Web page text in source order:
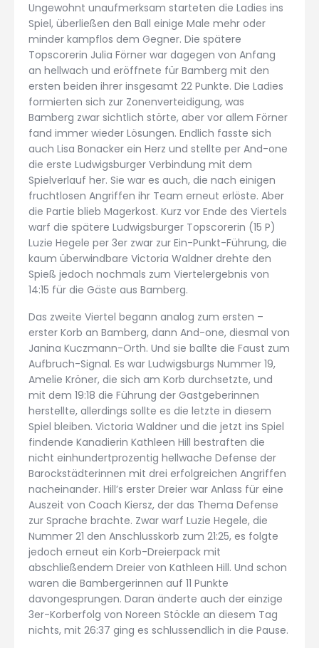
Ungewohnt unaufmerksam starteten die Ladies ins
Spiel, überließen den Ball einige Male mehr oder
minder kampflos dem Gegner. Die spätere
Topscorerin Julia Förner war dagegen von Anfang
an hellwach und eröffnete für Bamberg mit den
ersten beiden ihrer insgesamt 22 Punkte. Die Ladies
formierten sich zur Zonenverteidigung, was
Bamberg zwar sichtlich störte, aber vor allem Förner
fand immer wieder Lösungen. Endlich fasste sich
auch Lisa Bonacker ein Herz und stellte per And-one
die erste Ludwigsburger Verbindung mit dem
Spielverlauf her. Sie war es auch, die nach einigen
fruchtlosen Angriffen ihr Team erneut erlöste. Aber
die Partie blieb Magerkost. Kurz vor Ende des Viertels
warf die spätere Ludwigsburger Topscorerin (15 P)
Luzie Hegele per 3er zwar zur Ein-Punkt-Führung, die
kaum überwindbare Victoria Waldner drehte den
Spieß jedoch nochmals zum Viertelergebnis von
14:15 für die Gäste aus Bamberg.
Das zweite Viertel begann analog zum ersten –
erster Korb an Bamberg, dann And-one, diesmal von
Janina Kuczmann-Orth. Und sie ballte die Faust zum
Aufbruch-Signal. Es war Ludwigsburgs Nummer 19,
Amelie Kröner, die sich am Korb durchsetzte, und
mit dem 19:18 die Führung der Gastgeberinnen
herstellte, allerdings sollte es die letzte in diesem
Spiel bleiben. Victoria Waldner und die jetzt ins Spiel
findende Kanadierin Kathleen Hill bestraften die
nicht einhundertprozentig hellwache Defense der
Barockstädterinnen mit drei erfolgreichen Angriffen
nacheinander. Hill’s erster Dreier war Anlass für eine
Auszeit von Coach Kiersz, der das Thema Defense
zur Sprache brachte. Zwar warf Luzie Hegele, die
Nummer 21 den Anschlusskorb zum 21:25, es folgte
jedoch erneut ein Korb-Dreierpack mit
abschließendem Dreier von Kathleen Hill. Und schon
waren die Bambergerinnen auf 11 Punkte
davongesprungen. Daran änderte auch der einzige
3er-Korberfolg von Noreen Stöckle an diesem Tag
nichts, mit 26:37 ging es schlussendlich in die Pause.